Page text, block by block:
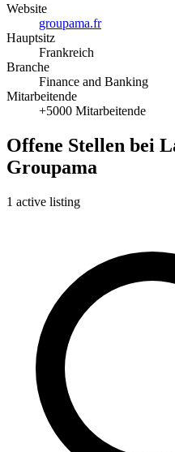
Website
groupama.fr
Hauptsitz
Frankreich
Branche
Finance and Banking
Mitarbeitende
+5000 Mitarbeitende
Offene Stellen bei
Groupama
1 active listing